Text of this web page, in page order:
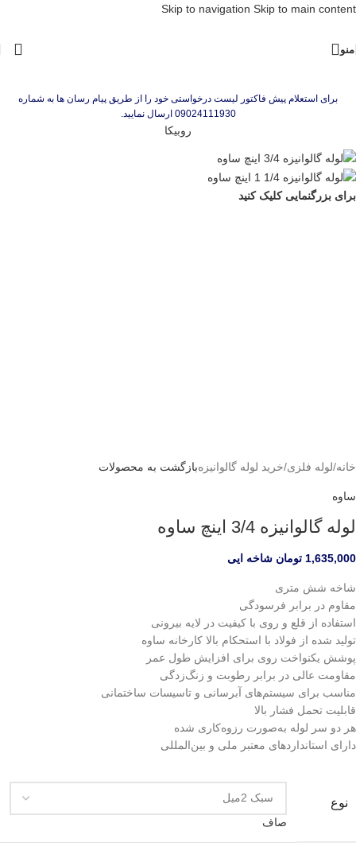
Skip to navigation Skip to main content
منو
برای استعلام پیش فاکتور لیست درخواستی خود را از طریق پیام رسان ها به شماره
09024111930 ارسال نمایید.
روبیکا
برای بزرگنمایی کلیک کنید
خانه/لوله فلزی/خرید لوله گالوانیزهبازگشت به محصولات
ساوه
لوله گالوانیزه 3/4 اینچ ساوه
1,635,000 تومان شاخه ایی
شاخه شش متری
مقاوم در برابر فرسودگی
استفاده از قلع و روی با کیفیت در لایه بیرونی
تولید شده از فولاد با استحکام بالا کارخانه ساوه
پوشش یکنواخت روی برای افزایش طول عمر
مقاومت عالی در برابر رطوبت و زنگ‌زدگی
مناسب برای سیستم‌های آبرسانی و تاسیسات ساختمانی
قابلیت تحمل فشار بالا
هر دو سر لوله به‌صورت رزوه‌کاری شده
دارای استانداردهای معتبر ملی و بین‌المللی
نوع
صاف